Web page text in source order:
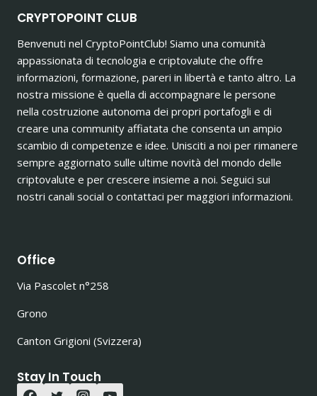
CRYPTOPOINT CLUB
Benvenuti nel CryptoPointClub! Siamo una comunità
appassionata di tecnologia e criptovalute che offre
informazioni, formazione, pareri in libertà e tanto altro. La
nostra missione è quella di accompagnare le persone
nella costruzione autonoma dei propri portafogli e di
creare una community affiatata che consenta un ampio
scambio di competenze e idee. Unisciti a noi per rimanere
sempre aggiornato sulle ultime novità del mondo delle
criptovalute e per crescere insieme a noi. Seguici sui
nostri canali social o contattaci per maggiori informazioni.
Office
Via Pascolet n°258
Grono
Canton Grigioni (Svizzera)
Stay In Touch